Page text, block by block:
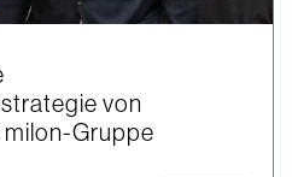
von
milon-Gruppe